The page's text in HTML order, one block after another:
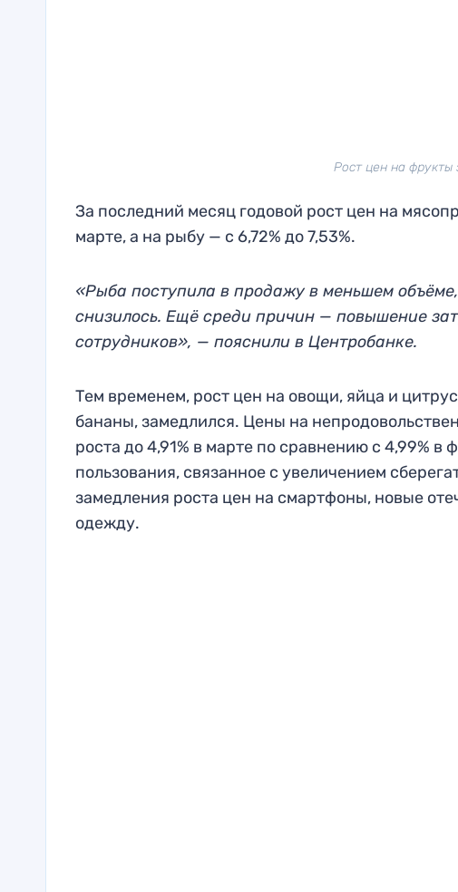
Рост цен на фрукты
За последний месяц годовой рост цен на
марте, а на рыбу — с 6,72% до 7,53%.
«Рыба поступила в продажу в меньшем
снизилось. Ещё среди причин — повышение
сотрудников», — пояснили в Центробанке.
Тем временем, рост цен на овощи, яйца и
бананы, замедлился. Цены на
роста до 4,91% в марте по сравнению с 4,99%
пользования, связанное с увеличением
замедления роста цен на смартфоны, новые
одежду.